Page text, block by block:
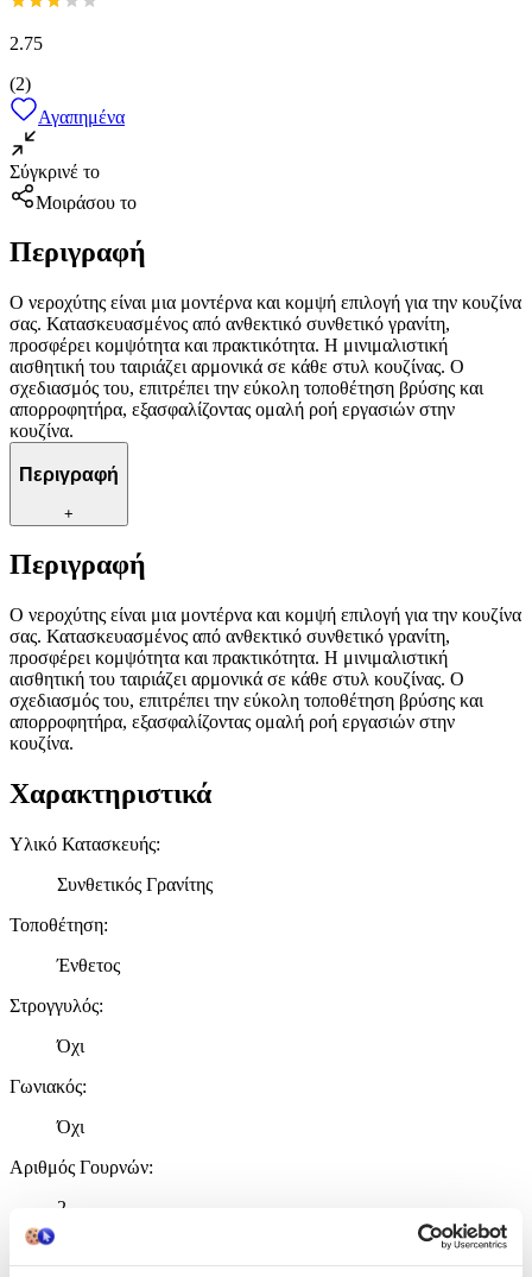
2.75
(2)
Αγαπημένα
Σύγκρινέ το
Μοιράσου το
Περιγραφή
Ο νεροχύτης είναι μια μοντέρνα και κομψή επιλογή για την κουζίνα
σας. Κατασκευασμένος από ανθεκτικό συνθετικό γρανίτη,
προσφέρει κομψότητα και πρακτικότητα. Η μινιμαλιστική
αισθητική του ταιριάζει αρμονικά σε κάθε στυλ κουζίνας. Ο
σχεδιασμός του, επιτρέπει την εύκολη τοποθέτηση βρύσης και
απορροφητήρα, εξασφαλίζοντας ομαλή ροή εργασιών στην
κουζίνα.
Περιγραφή
+
Περιγραφή
Ο νεροχύτης είναι μια μοντέρνα και κομψή επιλογή για την κουζίνα
σας. Κατασκευασμένος από ανθεκτικό συνθετικό γρανίτη,
προσφέρει κομψότητα και πρακτικότητα. Η μινιμαλιστική
αισθητική του ταιριάζει αρμονικά σε κάθε στυλ κουζίνας. Ο
σχεδιασμός του, επιτρέπει την εύκολη τοποθέτηση βρύσης και
απορροφητήρα, εξασφαλίζοντας ομαλή ροή εργασιών στην
κουζίνα.
Χαρακτηριστικά
Υλικό Κατασκευής:
Συνθετικός Γρανίτης
Τοποθέτηση:
Ένθετος
Στρογγυλός:
Όχι
Γωνιακός:
Όχι
Αριθμός Γουρνών:
2
Αριθμός Ποδιών (Αποστράγγιση)